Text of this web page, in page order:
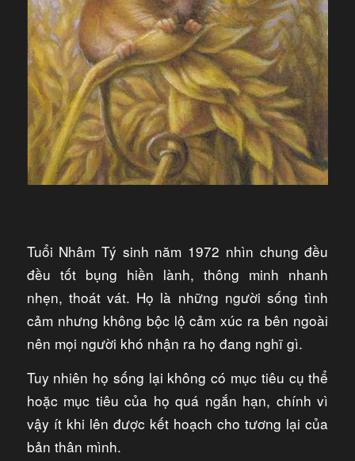
Tuổi Nhâm Tý sinh năm 1972 nhìn chung đều
đều tốt bụng hiền lành, thông minh nhanh
nhẹn, thoát vát. Họ là những người sống tình
cảm nhưng không bộc lộ cảm xúc ra bên ngoài
nên mọi người khó nhận ra họ đang nghĩ gì.
Tuy nhiên họ sống lại không có mục tiêu cụ thể
hoặc mục tiêu của họ quá ngắn hạn, chính vì
vậy ít khi lên được kết hoạch cho tương lại của
bản thân mình.